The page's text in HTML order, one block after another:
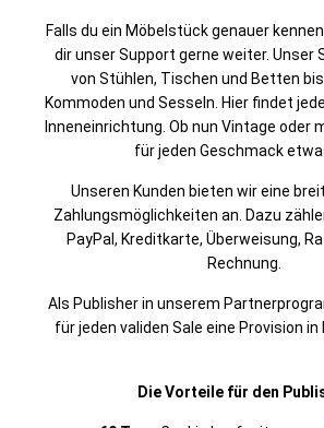
Falls du ein Möbelstück genauer
dir unser Support gerne weiter. Unser
von Stühlen, Tischen und Betten
Kommoden und Sesseln. Hier findet
Inneneinrichtung. Ob nun Vintage oder
für jeden Geschmack
Unseren Kunden bieten wir eine
Zahlungsmöglichkeiten an. Dazu
PayPal, Kreditkarte, Überweisung,
Rechnung.
Als Publisher in unserem
für jeden validen Sale eine Provision in
Die Vorteile für den